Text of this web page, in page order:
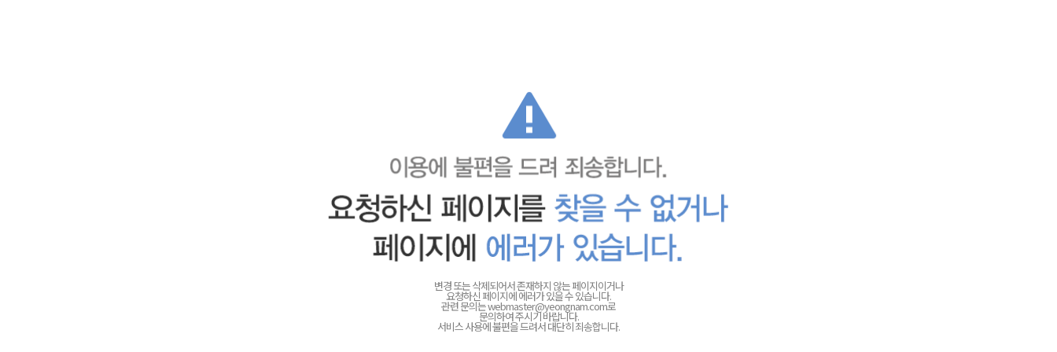
변경 또는 삭제되어서 존재하지 않는 페이지이거나
요청하신 페이지에 에러가 있을 수 있습니다.
관련 문의는webmaster@yeongnam.com로
문의하여 주시기 바랍니다.
서비스 사용에 불편을 드려서 대단히 죄송합니다.